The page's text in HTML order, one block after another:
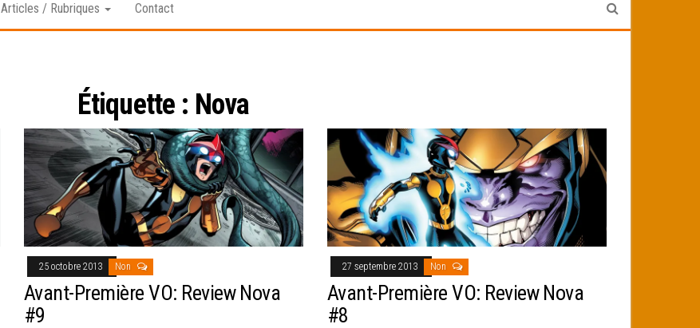
Articles / Rubriques Contact
Étiquette : Nova
25 octobre 2013 Non
Avant-Première VO: Review Nova
#9
27 septembre 2013 Non
Avant-Première VO: Review Nova
#8